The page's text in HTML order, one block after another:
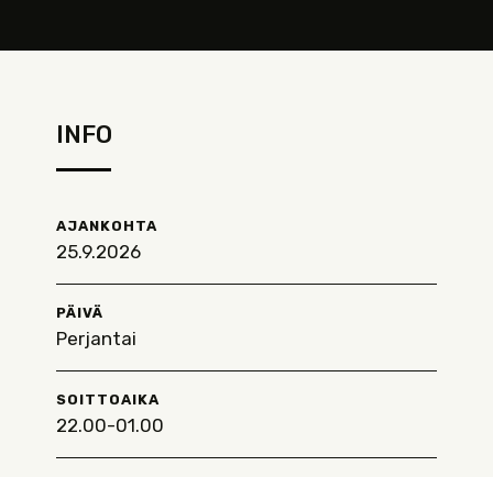
INFO
AJANKOHTA
25.9.2026
PÄIVÄ
Perjantai
SOITTOAIKA
22.00-01.00